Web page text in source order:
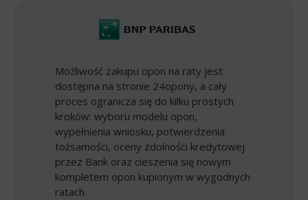
Możliwość zakupu opon na raty jest
dostępna na stronie 24opony, a cały
proces ogranicza się do kilku prostych
kroków: wyboru modelu opon,
wypełnienia wniosku, potwierdzenia
tożsamości, oceny zdolności kredytowej
przez Bank oraz cieszenia się nowym
kompletem opon kupionym w wygodnych
ratach.